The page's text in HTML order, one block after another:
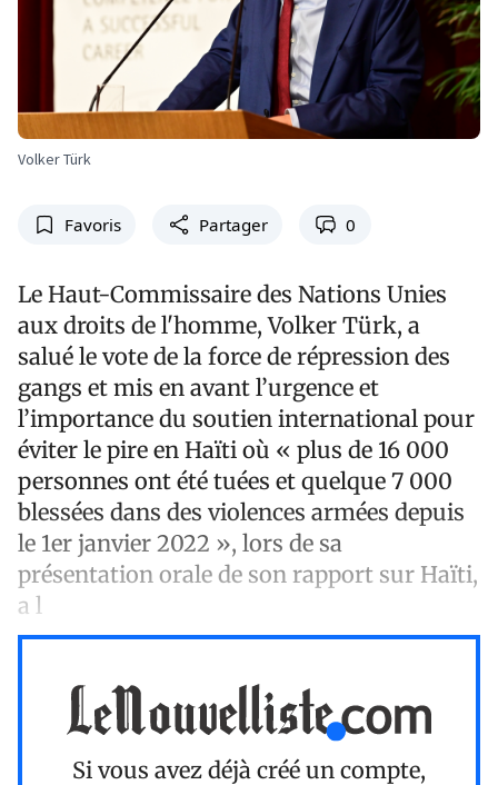
Volker Türk
Favoris Partager 0
Le Haut-Commissaire des Nations Unies
aux droits de l'homme, Volker Türk, a
salué le vote de la force de répression des
gangs et mis en avant l’urgence et
l’importance du soutien international pour
éviter le pire en Haïti où « plus de 16 000
personnes ont été tuées et quelque 7 000
blessées dans des violences armées depuis
le 1er janvier 2022 », lors de sa
présentation orale de son rapport sur Haïti,
a l
Si vous avez déjà créé un compte,